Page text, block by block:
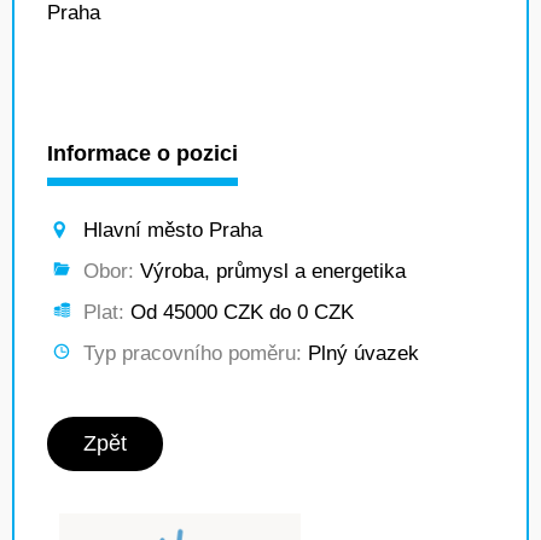
Praha
Informace o pozici
Hlavní město Praha
Obor: Výroba, průmysl a energetika
Plat: Od 45000 CZK do 0 CZK
Typ pracovního poměru: Plný úvazek
Zpět